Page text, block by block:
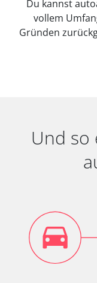
Du kannst
vollem
Gründen
Und so